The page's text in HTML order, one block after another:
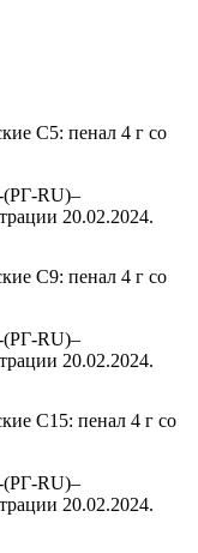
C5: пенал 4 г со
RU)–
20.02.2024.
C9: пенал 4 г со
RU)–
20.02.2024.
C15: пенал 4 г со
RU)–
20.02.2024.